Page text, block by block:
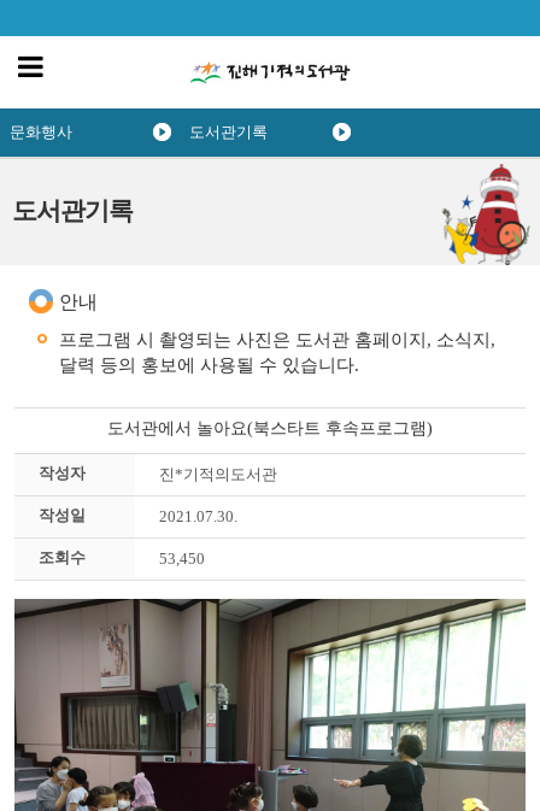
도서관기록
문화행사 도서관기록
안내
프로그램 시 촬영되는 사진은 도서관 홈페이지, 소식지,
달력 등의 홍보에 사용될 수 있습니다.
도서관에서 놀아요(북스타트 후속프로그램)
작성자 진*기적의도서관
작성일 2021.07.30.
조회수 53,450